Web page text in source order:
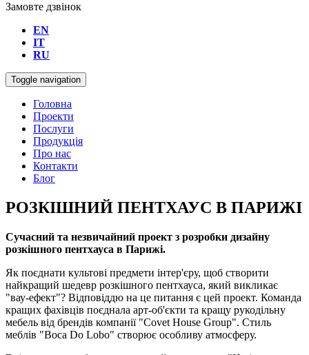
Замовте дзвінок
EN
IT
RU
Toggle navigation
Головна
Проекти
Послуги
Продукція
Про нас
Контакти
Блог
РОЗКІШНИЙ ПЕНТХАУС В ПАРИЖІ
Сучасний та незвичайний проект з розробки дизайну
розкішного пентхауса в Парижі.
Як поєднати культові предмети інтер'єру, щоб створити
найкращий шедевр розкішного пентхауса, який викликає
"вау-ефект"? Відповіддю на це питання є цей проект. Команда
кращих фахівців поєднала арт-об'єкти та кращу рукодільну
мебель від брендів компанії "Covet House Group". Стиль
меблів "Boca Do Lobo" створює особливу атмосферу.